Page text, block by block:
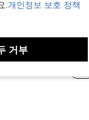
마지막 3일 1/5켤레 여성용 카툰 패턴 AB 스타일 짧은 양말, 귀엽고 편안한 통기성 있는 발목 양말, 일상, 스포츠, 여행, 사계절에 적합, 랜덤 컬러 및 스타일
. 개인정보 보호 정책
거부